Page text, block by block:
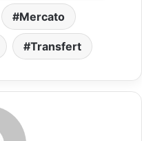
Mercato
Transfert